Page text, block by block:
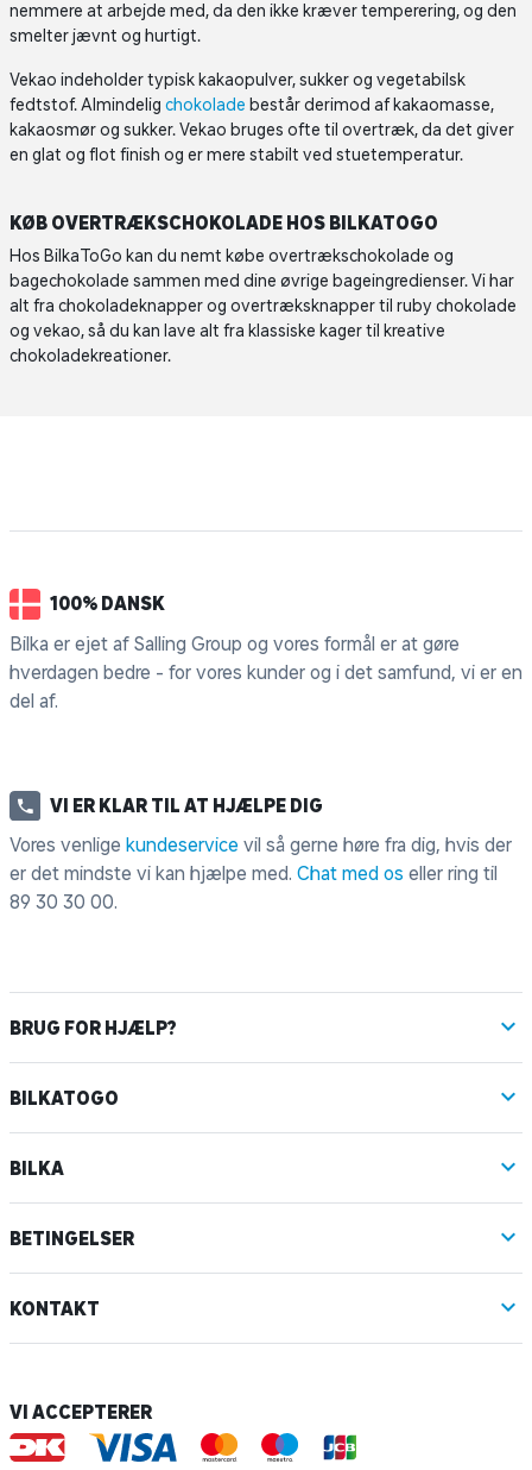
nemmere at arbejde med, da den ikke kræver temperering, og den
smelter jævnt og hurtigt.
Vekao indeholder typisk kakaopulver, sukker og vegetabilsk
fedtstof. Almindelig chokolade består derimod af kakaomasse,
kakaosmør og sukker. Vekao bruges ofte til overtræk, da det giver
en glat og flot finish og er mere stabilt ved stuetemperatur.
KØB OVERTRÆKSCHOKOLADE HOS BILKATOGO
Hos BilkaToGo kan du nemt købe overtrækschokolade og
bagechokolade sammen med dine øvrige bageingredienser. Vi har
alt fra chokoladeknapper og overtræksknapper til ruby chokolade
og vekao, så du kan lave alt fra klassiske kager til kreative
chokoladekreationer.
100% DANSK
Bilka er ejet af Salling Group og vores formål er at gøre
hverdagen bedre - for vores kunder og i det samfund, vi er en
del af.
VI ER KLAR TIL AT HJÆLPE DIG
Vores venlige kundeservice vil så gerne høre fra dig, hvis der
er det mindste vi kan hjælpe med. Chat med os eller ring til
89 30 30 00.
BRUG FOR HJÆLP?
BILKATOGO
BILKA
BETINGELSER
KONTAKT
VI ACCEPTERER